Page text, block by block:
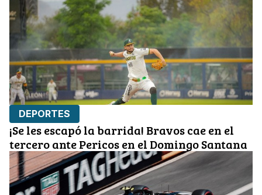
DEPORTES
¡Se les escapó la barrida! Bravos cae en el
tercero ante Pericos en el Domingo Santana